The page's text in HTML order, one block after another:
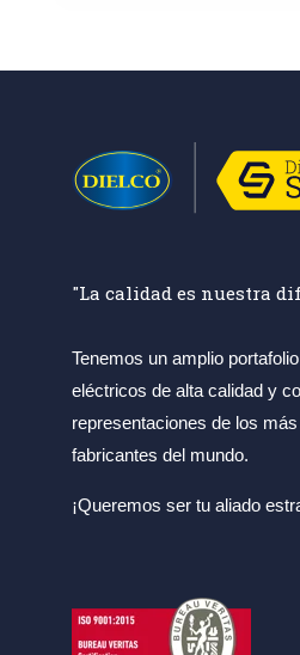
"La calidad es nuestra
Tenemos un amplio
eléctricos de alta calidad y
representaciones de los
fabricantes del mundo.
¡Queremos ser tu aliado